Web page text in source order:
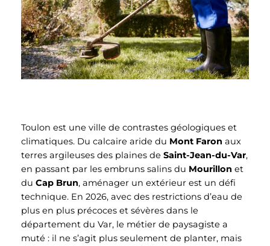
Toulon est une ville de contrastes géologiques et
climatiques. Du calcaire aride du Mont Faron aux
terres argileuses des plaines de Saint-Jean-du-Var,
en passant par les embruns salins du Mourillon et
du Cap Brun, aménager un extérieur est un défi
technique. En 2026, avec des restrictions d’eau de
plus en plus précoces et sévères dans le
département du Var, le métier de paysagiste a
muté : il ne s’agit plus seulement de planter, mais